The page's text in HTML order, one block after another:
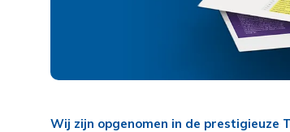
Wij zijn opgenomen in de prestigieuze